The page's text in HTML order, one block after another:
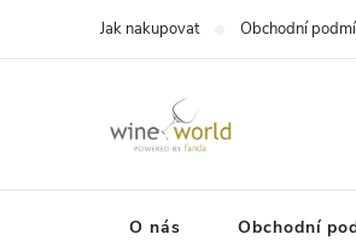
Jak nakupovat Obchodní
O nás Obchodní